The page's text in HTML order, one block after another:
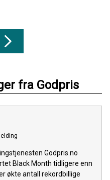
fra Godpris
Godpris.no
Black Month tidligere enn
økte antall rekordbillige